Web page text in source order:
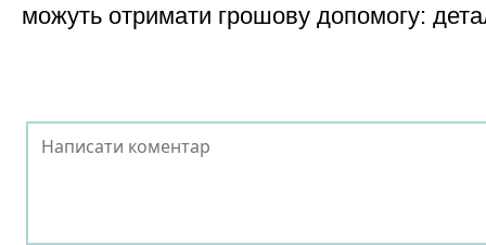
можуть отримати грошову допомогу: